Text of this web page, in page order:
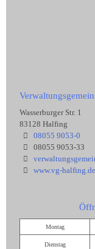
Wasserburger Str. 1
83128 Halfing
08055 9053-0
08055 9053-33
www.vg-halfing.de
Montag
Dienstag